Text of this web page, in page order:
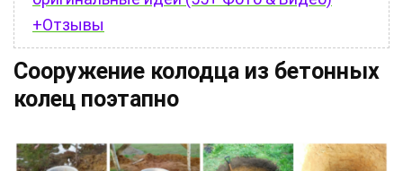
+Отзывы
Сооружение колодца из бетонных
колец поэтапно